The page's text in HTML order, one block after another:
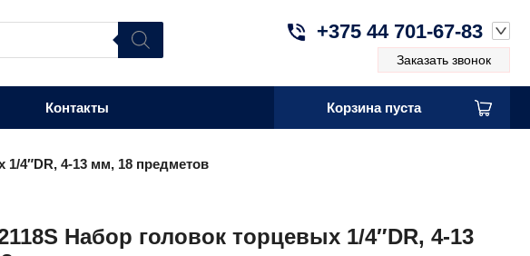
+375 44 701-67-83
Заказать звонок
Контакты Корзина пуста
1/4″DR, 4-13 мм, 18 предметов
Набор головок торцевых 1/4″DR, 4-13